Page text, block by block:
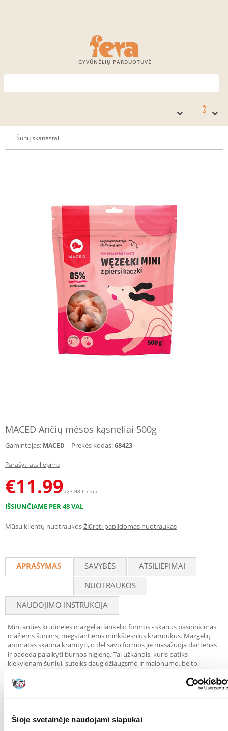
Šioje svetainėje naudojami slapukai
GYVŪNĖLIŲ PARDUOTUVĖ
0
Šunų skanėstai
MACED Ančių mėsos kąsneliai 500g
Gamintojas: MACED Prekės kodas:68423
Parašyti atsiliepimą
€11.99 (23.98 € / kg)
IŠSIUNČIAME PER 48 VAL
Mūsų klientų nuotraukosŽiūrėti papildomas nuotraukas
APRAŠYMAS SAVYBĖS
ATSILIEPIMAI
NUOTRAUKOS
NAUDOJIMO INSTRUKCIJA
Mini anties krūtinėlės mazgeliai lankelio formos - skanus pasirinkimas
mažiems šunims, mėgstantiems minkštesnius kramtukus. Mazgelių
aromatas skatina kramtyti, o dėl savo formos jie masažuoja dantenas
ir padeda palaikyti burnos higieną. Tai užkandis, kuris patiks
kiekvienam šuniui, suteiks daug džiaugsmo ir malonumo, be to,
Sudėtis:
ančių krūtinėlė 85 %, glicerolis, žemės riešutų baltymai, bulvių
KOKIAM
Šunims